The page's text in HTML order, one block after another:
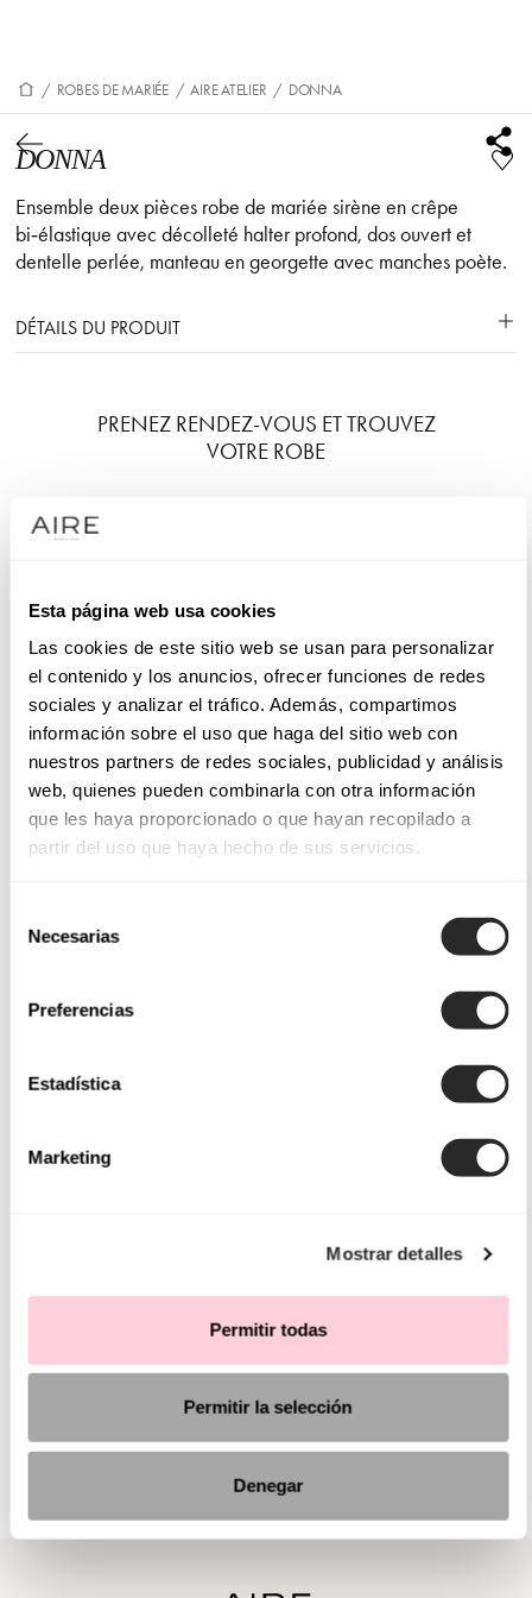
Esta página web usa cookies
Las cookies de este sitio web se usan para personalizar
el contenido y los anuncios, ofrecer funciones de redes
sociales y analizar el tráfico. Además, compartimos
información sobre el uso que haga del sitio web con
nuestros partners de redes sociales, publicidad y análisis
web, quienes pueden combinarla con otra información
que les haya proporcionado o que hayan recopilado a
partir del uso que haya hecho de sus servicios.
Necesarias
Preferencias
Estadística
Marketing
Mostrar detalles
Permitir todas
Permitir la selección
Denegar
/ ROBES DE MARIÉE / AIRE ATELIER / DONNA
DONNA
Ensemble deux pièces robe de mariée sirène en crêpe
bi‑élastique avec décolleté halter profond, dos ouvert et
dentelle perlée, manteau en georgette avec manches poète.
DÉTAILS DU PRODUIT
PRENEZ RENDEZ-VOUS ET TROUVEZ
VOTRE ROBE